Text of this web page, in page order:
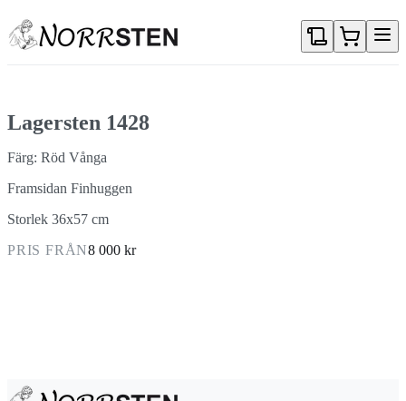
Lagersten 1428
Färg: Röd Vånga
Framsidan Finhuggen
Storlek 36x57 cm
PRIS FRÅN8 000 kr